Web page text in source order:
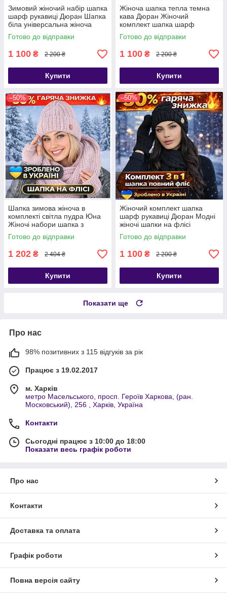
Зимовий жіночий набір шапка
шарф рукавиці Дюран Шапка
біла універсальна жіноча
Готово до відправки
1 100 ₴ 2 200 ₴
Купити
Жіноча шапка тепла темна
кава Дюран Жіночий
комплект шапка шарф
рукавиці
Готово до відправки
1 100 ₴ 2 200 ₴
Купити
–50%
Шапка зимова жіноча в
комплекті світла пудра Юна
Жіночі набори шапка з
шарфом
Готово до відправки
1 202 ₴ 2 404 ₴
Купити
–50%
Жіночий комплект шапка
шарф рукавиці Дюран Модні
жіночі шапки на флісі
Готово до відправки
1 100 ₴ 2 200 ₴
Купити
Показати ще
Про нас
98% позитивних з 115 відгуків за рік
Працює з 19.02.2017
м. Харків
метро Масельського, просп. Героїв Харкова, (ран.
Московський), 256 , Харків, Україна
Контакти
Сьогодні працює з 10:00 до 18:00
Показати весь графік роботи
Про нас
Контакти
Доставка та оплата
Графік роботи
Повна версія сайту